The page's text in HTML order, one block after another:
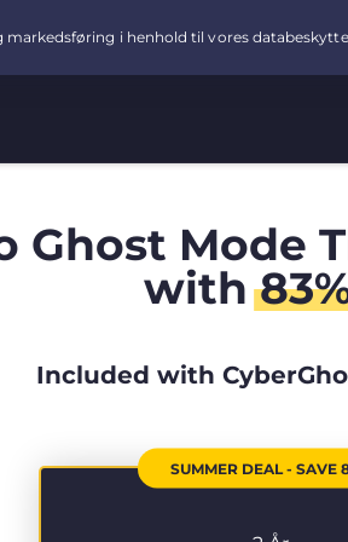
Ghost Mode
with
Included with
SUMMER DEAL - SAVE